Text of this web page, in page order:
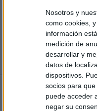
Nosotros y
como cookies,
información
medición de
desarrollar y
datos de
dispositivos.
socios para
puede acceder
negar su